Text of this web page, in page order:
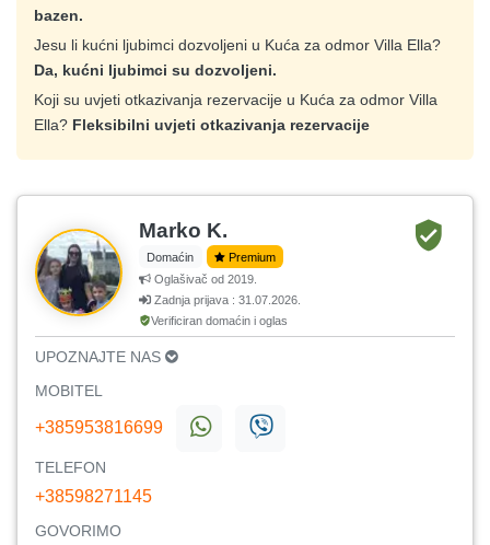
bazen.
Jesu li kućni ljubimci dozvoljeni u Kuća za odmor Villa Ella?
Da, kućni ljubimci su dozvoljeni.
Koji su uvjeti otkazivanja rezervacije u Kuća za odmor Villa
Ella? Fleksibilni uvjeti otkazivanja rezervacije
Marko K.
Domaćin
Premium
Oglašivač od 2019.
Zadnja prijava : 31.07.2026.
Verificiran domaćin i oglas
UPOZNAJTE NAS
MOBITEL
+385953816699
TELEFON
+38598271145
GOVORIMO